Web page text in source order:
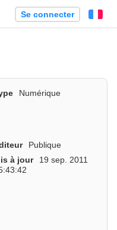
Se connecter
Numérique
Publique
à jour
19 sep. 2011